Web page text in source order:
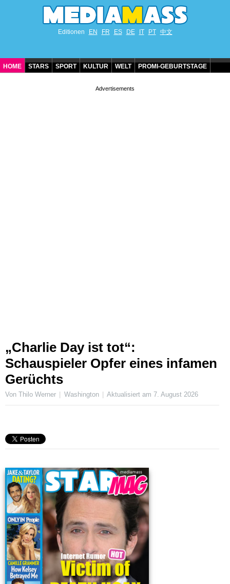
Editionen EN FR ES DE IT PT 中文
HOME STARS SPORT KULTUR WELT PROMI-GEBURTSTAGE
„Charlie Day ist tot“:
Schauspieler Opfer eines infamen
Gerüchts
Von Thilo Werner Washington Aktualisiert am 7. August 2026